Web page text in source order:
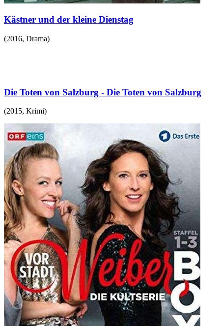
Kästner und der kleine Dienstag
(2016, Drama)
Die Toten von Salzburg - Die Toten von Salzburg
(2015, Krimi)